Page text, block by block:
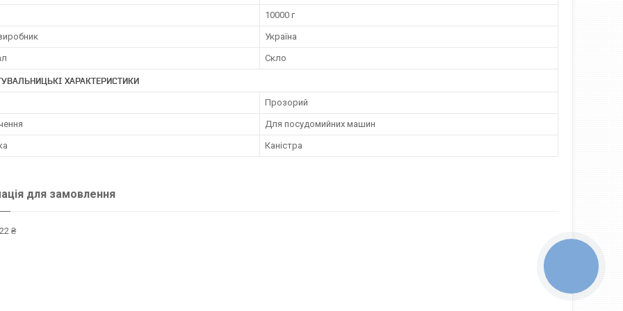
10000 г
Україна
Скло
ХАРАКТЕРИСТИКИ
Прозорий
Для посудомийних машин
Каністра
для замовлення
₴